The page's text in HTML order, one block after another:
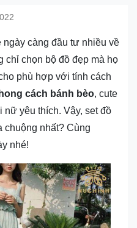
càng đầu tư nhiều về
chỉ chọn bộ đồ đẹp mà họ
phù hợp với tính cách
cách bánh bèo, cute
yêu thích. Vậy, set đồ
chuộng nhất? Cùng
nhé!